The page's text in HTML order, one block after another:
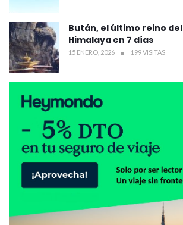
Bután, el último reino del
Himalaya en 7 días
15 ENERO, 2026 199 VISITAS